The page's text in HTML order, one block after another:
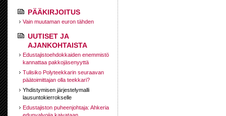
PÄÄKIRJOITUS
Vain muutaman euron tähden
UUTISET JA
AJANKOHTAISTA
Edustajistoehdokkaiden enemmistö
kannattaa pakkojäsenyyttä
Tulisiko Polyteekkarin seuraavan
päätoimittajan olla teekkari?
Yhdistymisen järjestelymalli
lausuntokierrokselle
Edustajiston puheenjohtaja: Ahkeria